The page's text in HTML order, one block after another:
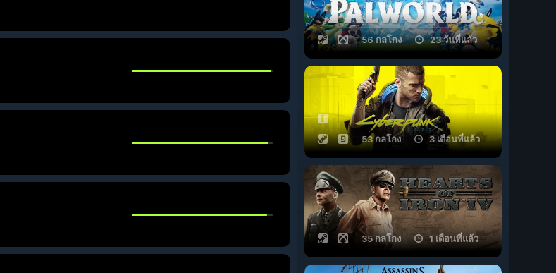
56 กลโกง 23 วันที่แล้ว
53 กลโกง 3 เดือนที่แล้ว
35 กลโกง 1 เดือนที่แล้ว